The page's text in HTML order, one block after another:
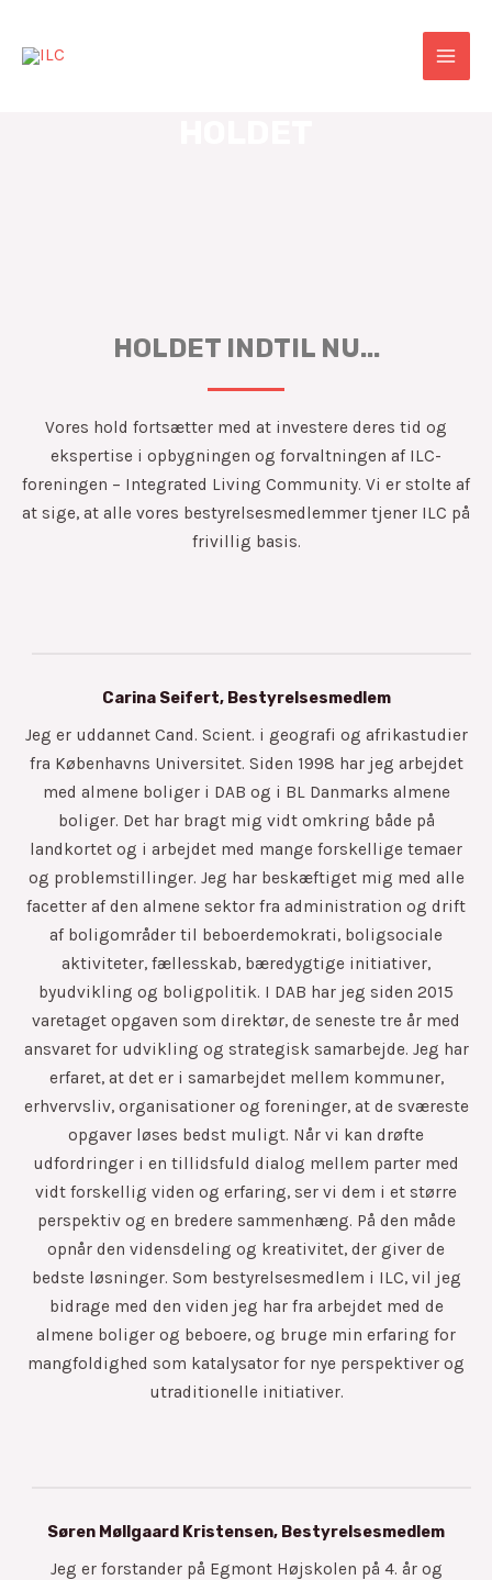
indholdet
HOLDET INDTIL NU...
Vores hold fortsætter med at investere deres tid og
ekspertise i opbygningen og forvaltningen af ILC-
foreningen – Integrated Living Community. Vi er stolte af
at sige, at alle vores bestyrelsesmedlemmer tjener ILC på
frivillig basis.
Carina Seifert, Bestyrelsesmedlem
Jeg er uddannet Cand. Scient. i geografi og afrikastudier
fra Københavns Universitet. Siden 1998 har jeg arbejdet
med almene boliger i DAB og i BL Danmarks almene
boliger. Det har bragt mig vidt omkring både på
landkortet og i arbejdet med mange forskellige temaer
og problemstillinger. Jeg har beskæftiget mig med alle
facetter af den almene sektor fra administration og drift
af boligområder til beboerdemokrati, boligsociale
aktiviteter, fællesskab, bæredygtige initiativer,
byudvikling og boligpolitik. I DAB har jeg siden 2015
varetaget opgaven som direktør, de seneste tre år med
ansvaret for udvikling og strategisk samarbejde. Jeg har
erfaret, at det er i samarbejdet mellem kommuner,
erhvervsliv, organisationer og foreninger, at de sværeste
opgaver løses bedst muligt. Når vi kan drøfte
udfordringer i en tillidsfuld dialog mellem parter med
vidt forskellig viden og erfaring, ser vi dem i et større
perspektiv og en bredere sammenhæng. På den måde
opnår den vidensdeling og kreativitet, der giver de
bedste løsninger. Som bestyrelsesmedlem i ILC, vil jeg
bidrage med den viden jeg har fra arbejdet med de
almene boliger og beboere, og bruge min erfaring for
mangfoldighed som katalysator for nye perspektiver og
utraditionelle initiativer.
Søren Møllgaard Kristensen, Bestyrelsesmedlem
Jeg er forstander på Egmont Højskolen på 4. år og